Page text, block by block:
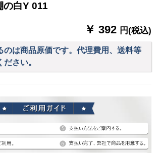
の白Y 011
￥ 392 円(税込)
のは商品原価です。代理費用、送料等
さい。